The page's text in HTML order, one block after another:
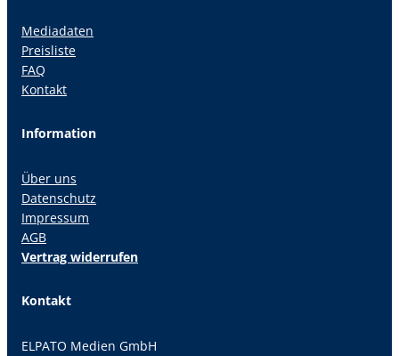
Mediadaten
Preisliste
FAQ
Kontakt
Information
Über uns
Datenschutz
Impressum
AGB
Vertrag widerrufen
Kontakt
ELPATO Medien GmbH